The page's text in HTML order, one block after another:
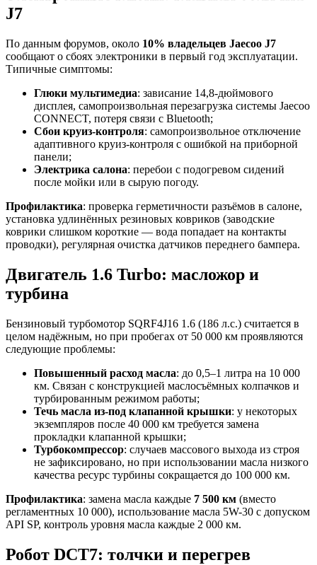
J7
По данным форумов, около 10% владельцев Jaecoo J7
сообщают о сбоях электроники в первый год эксплуатации.
Типичные симптомы:
Глюки мультимедиа: зависание 14,8-дюймового
дисплея, самопроизвольная перезагрузка системы Jaecoo
CONNECT, потеря связи с Bluetooth;
Сбои круиз-контроля: самопроизвольное отключение
адаптивного круиз-контроля с ошибкой на приборной
панели;
Электрика салона: перебои с подогревом сидений
после мойки или в сырую погоду.
Профилактика: проверка герметичности разъёмов в салоне,
установка удлинённых резиновых ковриков (заводские
коврики слишком короткие — вода попадает на контакты
проводки), регулярная очистка датчиков переднего бампера.
Двигатель 1.6 Turbo: масложор и
турбина
Бензиновый турбомотор SQRF4J16 1.6 (186 л.с.) считается в
целом надёжным, но при пробегах от 50 000 км проявляются
следующие проблемы:
Повышенный расход масла: до 0,5–1 литра на 10 000
км. Связан с конструкцией маслосъёмных колпачков и
турбированным режимом работы;
Течь масла из-под клапанной крышки: у некоторых
экземпляров после 40 000 км требуется замена
прокладки клапанной крышки;
Турбокомпрессор: случаев массового выхода из строя
не зафиксировано, но при использовании масла низкого
качества ресурс турбины сокращается до 100 000 км.
Профилактика: замена масла каждые 7 500 км (вместо
регламентных 10 000), использование масла 5W-30 с допуском
API SP, контроль уровня масла каждые 2 000 км.
Робот DCT7: толчки и перегрев